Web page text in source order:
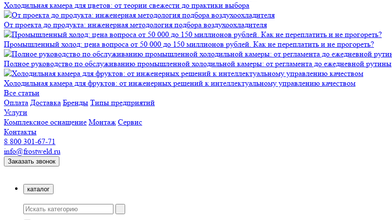
Холодильная камера для цветов: от теории свежести до практики выбора
От проекта до продукта: инженерная методология подбора воздухоохладителя
Промышленный холод: цена вопроса от 50 000 до 150 миллионов рублей. Как не переплатить и не прогореть?
Полное руководство по обслуживанию промышленной холодильной камеры: от регламента до ежедневной рутины
Холодильная камера для фруктов: от инженерных решений к интеллектуальному управлению качеством
Все статьи
Оплата Доставка Бренды Типы предприятий
Услуги
Комплексное оснащение Монтаж Сервис
Контакты
8 800 301-67-71
info@frostweld.ru
Заказать звонок
каталог